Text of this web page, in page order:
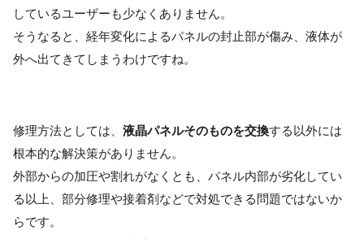
しているユーザーも少なくありません。
そうなると、経年変化によるパネルの封止部が傷み、液体が
外へ出てきてしまうわけですね。
修理方法としては、 液晶パネルそのものを交換する以外には
根本的な解決策がありません。
外部からの加圧や割れがなくとも、パネル内部が劣化してい
る以上、部分修理や接着剤などで対処できる問題ではないか
らです。